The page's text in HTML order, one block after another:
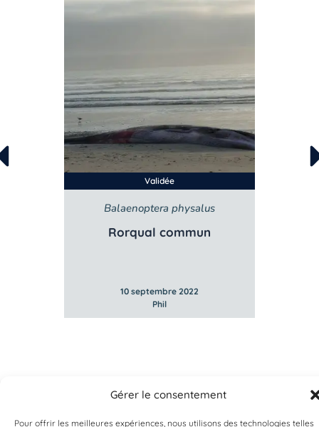
Gérer le consentement
Pour offrir les meilleures expériences, nous utilisons des technologies telles
Validée
Balaenoptera physalus
Rorqual commun
10 septembre 2022
Phil